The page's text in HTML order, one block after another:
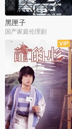
黑匣子
国产家庭伦理剧